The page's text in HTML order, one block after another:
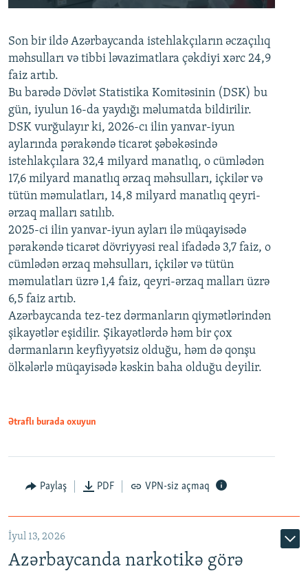
Auto 240p 360p 480p
720p 1080p
360p
480p
720p
1080p
Son bir ildə Azərbaycanda istehlakçıların əczaçılıq
məhsulları və tibbi ləvazimatlara çəkdiyi xərc 24,9
faiz artıb.
Bu barədə Dövlət Statistika Komitəsinin (DSK) bu
gün, iyulun 16-da yaydığı məlumatda bildirilir.
DSK vurğulayır ki, 2026-cı ilin yanvar-iyun
aylarında pərakəndə ticarət şəbəkəsində
istehlakçılara 32,4 milyard manatlıq, o cümlədən
17,6 milyard manatlıq ərzaq məhsulları, içkilər və
tütün məmulatları, 14,8 milyard manatlıq qeyri-
ərzaq malları satılıb.
2025-ci ilin yanvar-iyun ayları ilə müqayisədə
pərakəndə ticarət dövriyyəsi real ifadədə 3,7 faiz, o
cümlədən ərzaq məhsulları, içkilər və tütün
məmulatları üzrə 1,4 faiz, qeyri-ərzaq malları üzrə
6,5 faiz artıb.
Azərbaycanda tez-tez dərmanların qiymətlərindən
şikayətlər eşidilir. Şikayətlərdə həm bir çox
dərmanların keyfiyyətsiz olduğu, həm də qonşu
ölkələrlə müqayisədə kəskin baha olduğu deyilir.
Ətraflı burada oxuyun
Paylaş PDF VPN-siz açmaq
İyul 13, 2026
Azərbaycanda narkotikə görə